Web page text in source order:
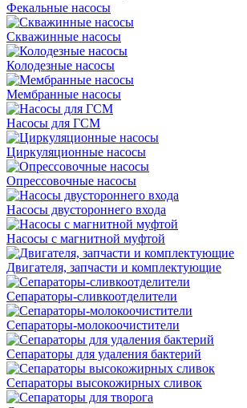
Фекальные насосы
Скважинные насосы
Колодезные насосы
Мембранные насосы
Насосы для ГСМ
Циркуляционные насосы
Опрессовочные насосы
Насосы двустороннего входа
Насосы с магнитной муфтой
Двигателя, запчасти и комплектующие
Сепараторы-сливкоотделители
Сепараторы-молокоочистители
Сепараторы для удаления бактерий
Сепараторы высокожирных сливок